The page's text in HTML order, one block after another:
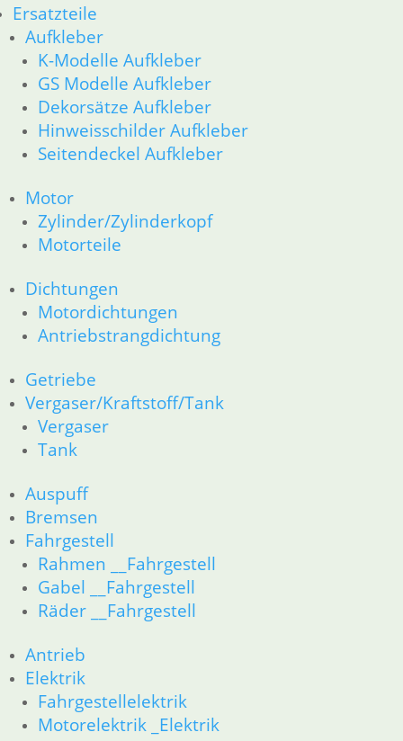
Ersatzteile
Aufkleber
K-Modelle Aufkleber
GS Modelle Aufkleber
Dekorsätze Aufkleber
Hinweisschilder Aufkleber
Seitendeckel Aufkleber
Motor
Zylinder/Zylinderkopf
Motorteile
Dichtungen
Motordichtungen
Antriebstrangdichtung
Getriebe
Vergaser/Kraftstoff/Tank
Vergaser
Tank
Auspuff
Bremsen
Fahrgestell
Rahmen __Fahrgestell
Gabel __Fahrgestell
Räder __Fahrgestell
Antrieb
Elektrik
Fahrgestellelektrik
Motorelektrik _Elektrik